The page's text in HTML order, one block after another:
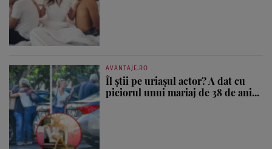
AVANTAJE.RO
Îl știi pe uriașul actor? A dat cu
piciorul unui mariaj de 38 de ani...